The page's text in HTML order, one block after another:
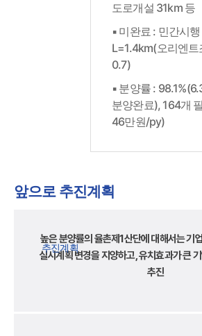
도로개설 31km 등
▪ 미완료 : 민간시
L=1.4km(오리엔트
0.7)
▪ 분양률 :
분양완료), 164개
46만원/py)
앞으로 추진계획
추진계획
높은 분양률의 율촌제1산단에 대해서는 기
실시계획 변경을 지양하고, 유치효과가 큰
추진